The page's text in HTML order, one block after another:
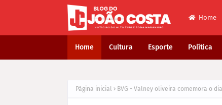
Home
Home Cultura Esporte Política
Página inicial BVG - Valney oliveira comemora o